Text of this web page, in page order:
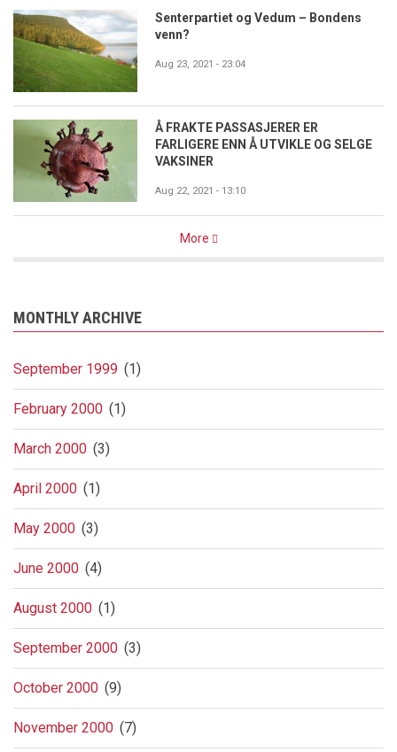
Senterpartiet og Vedum – Bondens
venn?
Aug 23, 2021 - 23:04
Å FRAKTE PASSASJERER ER
FARLIGERE ENN Å UTVIKLE OG SELGE
VAKSINER
Aug 22, 2021 - 13:10
More
MONTHLY ARCHIVE
September 1999 (1)
February 2000 (1)
March 2000 (3)
April 2000 (1)
May 2000 (3)
June 2000 (4)
August 2000 (1)
September 2000 (3)
October 2000 (9)
November 2000 (7)